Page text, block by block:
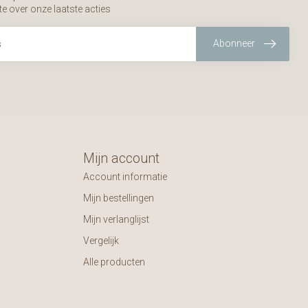
over onze laatste acties
Abonneer
Mijn account
Account informatie
Mijn bestellingen
Mijn verlanglijst
Vergelijk
Alle producten